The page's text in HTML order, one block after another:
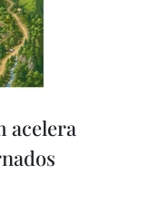
acelera